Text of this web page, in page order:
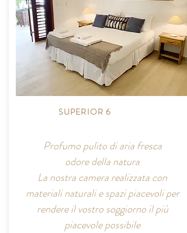
SUPERIOR 6
Profumo pulito di aria fresca
odore della natura
La nostra camera realizzata con
materiali naturali e spazi piacevoli per
rendere il vostro soggiorno il più
piacevole possibile